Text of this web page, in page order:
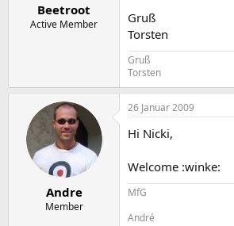
Beetroot
Active Member
Gruß
Torsten
Gruß
Torsten
Andre
Member
26 Januar 2009
Hi Nicki,
Welcome :winke:
MfG
André